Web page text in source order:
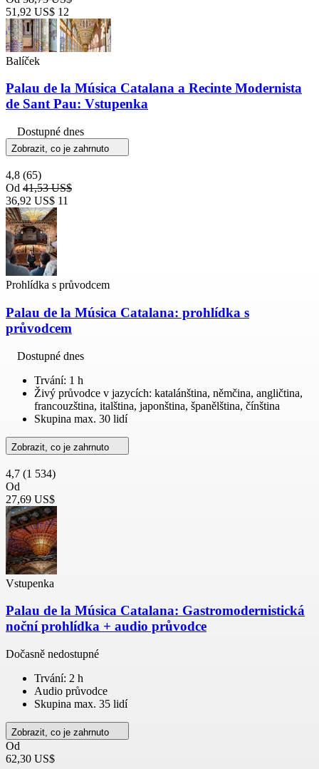
51,92 US$ 12
Balíček
Palau de la Música Catalana a Recinte Modernista
de Sant Pau: Vstupenka
Dostupné dnes
Zobrazit, co je zahrnuto
4,8 (65)
Od 41,53 US$
36,92 US$ 11
Prohlídka s průvodcem
Palau de la Música Catalana: prohlídka s
průvodcem
Dostupné dnes
Trvání: 1 h
Živý průvodce v jazycích: katalánština, němčina, angličtina,
francouzština, italština, japonština, španělština, čínština
Skupina max. 30 lidí
Zobrazit, co je zahrnuto
4,7 (1 534)
Od
27,69 US$
Vstupenka
Palau de la Música Catalana: Gastromodernistická
noční prohlídka + audio průvodce
Dočasně nedostupné
Trvání: 2 h
Audio průvodce
Skupina max. 35 lidí
Zobrazit, co je zahrnuto
Od
62,30 US$